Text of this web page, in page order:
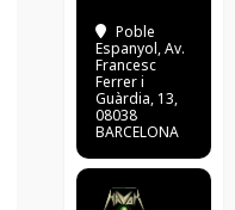
Poble
Espanyol, Av.
Francesc
Ferrer i
Guàrdia, 13,
08038
BARCELONA